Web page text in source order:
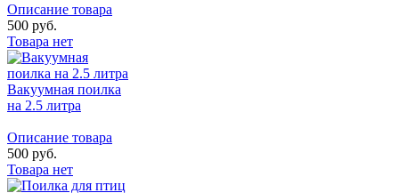
Описание товара
500 руб.
Товара нет
Вакуумная поилка
на 2.5 литра
Описание товара
500 руб.
Товара нет